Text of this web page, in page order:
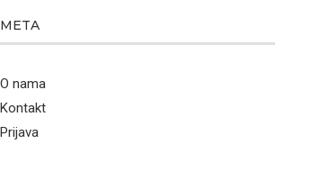
META
O nama
Kontakt
Prijava